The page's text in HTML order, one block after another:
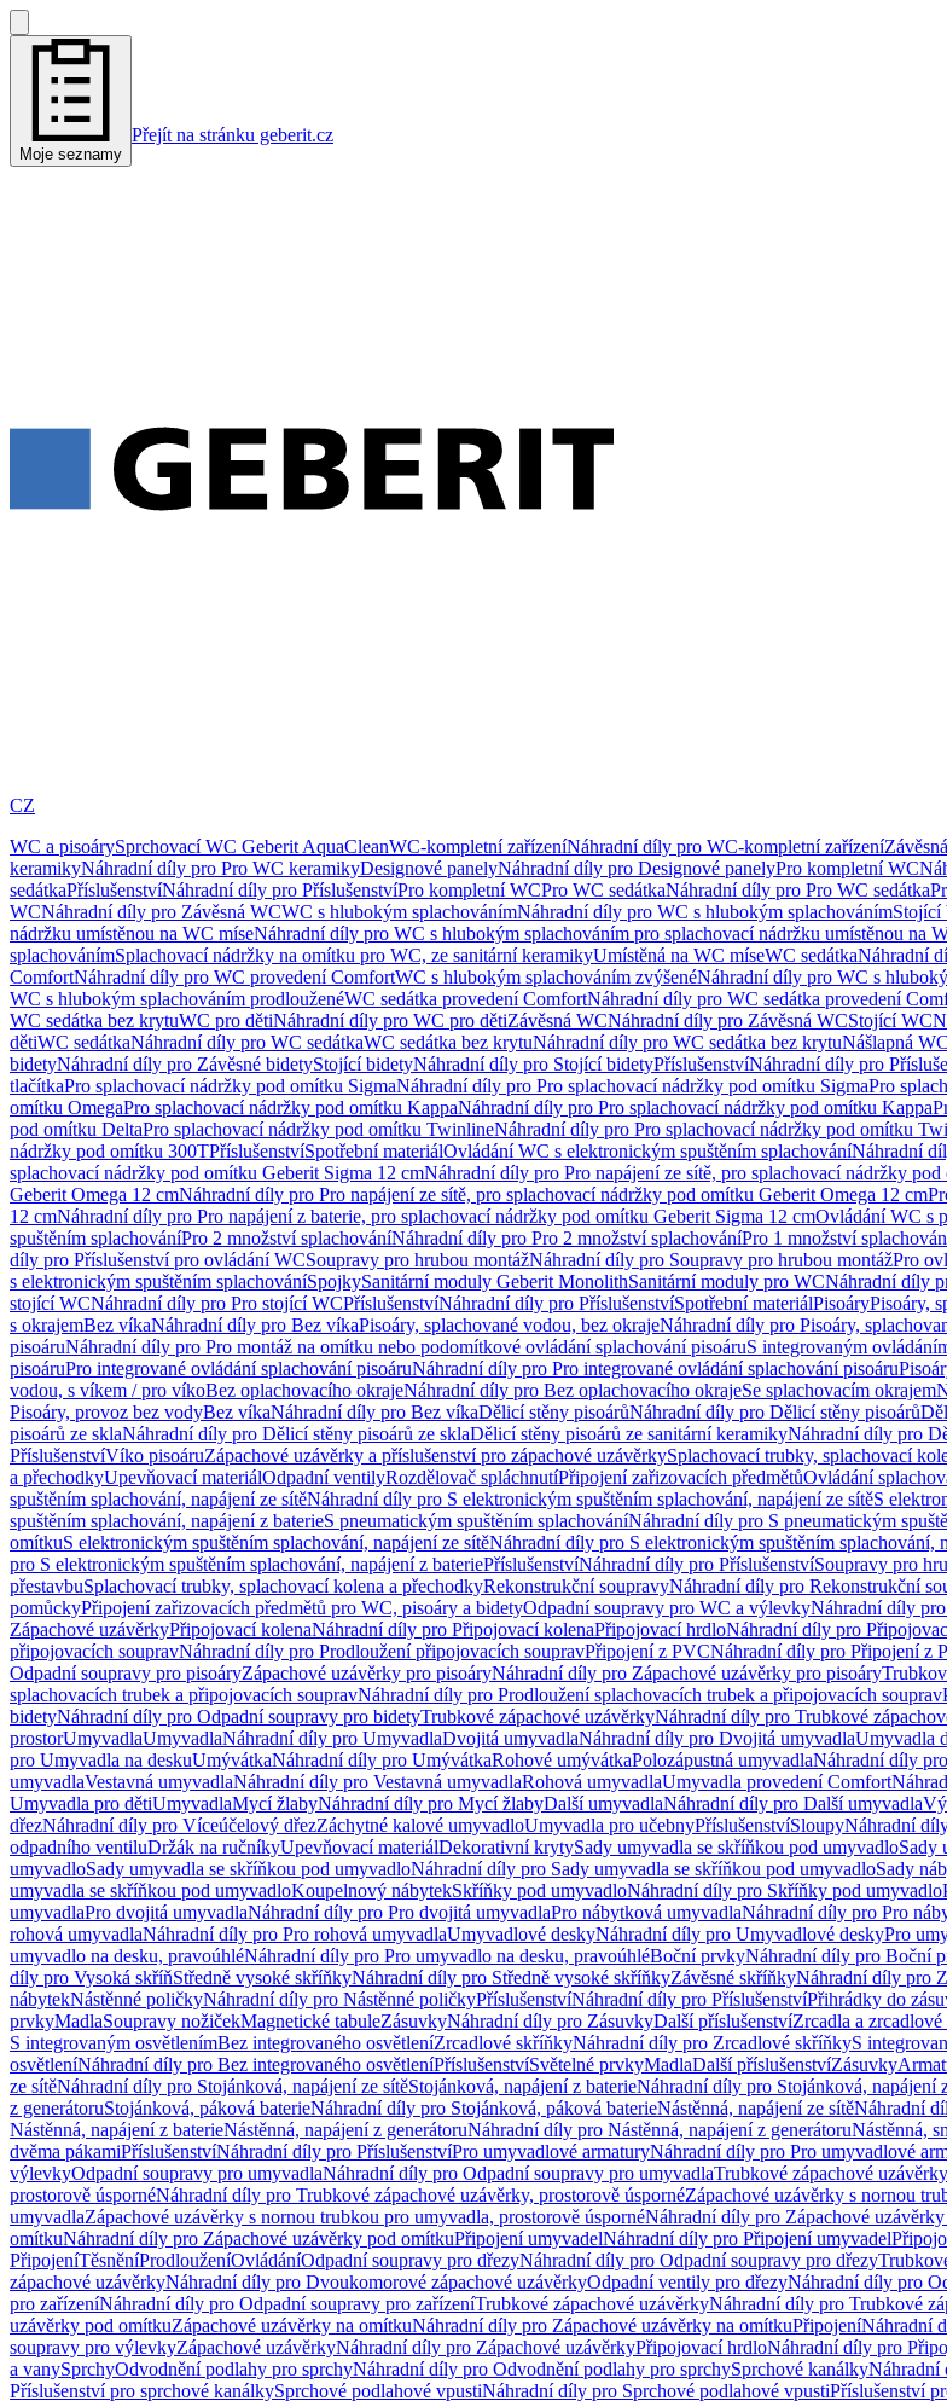
Moje seznamy
Přejít na stránku geberit.cz
CZ
WC a pisoárySprchovací WC Geberit AquaCleanWC-kompletní zařízeníNáhradní díly pro WC-kompletní zařízení
keramikyNáhradní díly pro Pro WC keramikyDesignové panelyNáhradní díly pro Designové panelyPro kompletní WC
sedátkaPříslušenstvíNáhradní díly pro PříslušenstvíPro kompletní WCPro WC sedátkaNáhradní díly pro Pro WC sedátka
WCNáhradní díly pro Závěsná WCWC s hlubokým splachovánímNáhradní díly pro WC s hlubokým splachovánímStojící
nádržku umístěnou na WC míseNáhradní díly pro WC s hlubokým splachováním pro splachovací nádržku umístěnou na
splachovánímSplachovací nádržky na omítku pro WC, ze sanitární keramikyUmístěná na WC míseWC sedátkaNáhradní
ComfortNáhradní díly pro WC provedení ComfortWC s hlubokým splachováním zvýšenéNáhradní díly pro WC s
WC s hlubokým splachováním prodlouženéWC sedátka provedení ComfortNáhradní díly pro WC sedátka provedení
WC sedátka bez krytuWC pro dětiNáhradní díly pro WC pro dětiZávěsná WCNáhradní díly pro Závěsná WCStojící WC
dětiWC sedátkaNáhradní díly pro WC sedátkaWC sedátka bez krytuNáhradní díly pro WC sedátka bez krytuNášlapná WC
bidetyNáhradní díly pro Závěsné bidetyStojící bidetyNáhradní díly pro Stojící bidetyPříslušenstvíNáhradní díly pro
tlačítkaPro splachovací nádržky pod omítku SigmaNáhradní díly pro Pro splachovací nádržky pod omítku SigmaPro
omítku OmegaPro splachovací nádržky pod omítku KappaNáhradní díly pro Pro splachovací nádržky pod omítku Kappa
pod omítku DeltaPro splachovací nádržky pod omítku TwinlineNáhradní díly pro Pro splachovací nádržky pod omítku
nádržky pod omítku 300TPříslušenstvíSpotřební materiálOvládání WC s elektronickým spuštěním splachováníNáhradní
splachovací nádržky pod omítku Geberit Sigma 12 cmNáhradní díly pro Pro napájení ze sítě, pro splachovací nádržky
Geberit Omega 12 cmNáhradní díly pro Pro napájení ze sítě, pro splachovací nádržky pod omítku Geberit Omega 12 cm
12 cmNáhradní díly pro Pro napájení z baterie, pro splachovací nádržky pod omítku Geberit Sigma 12 cmOvládání WC s
spuštěním splachováníPro 2 množství splachováníNáhradní díly pro Pro 2 množství splachováníPro 1 množství
díly pro Příslušenství pro ovládání WCSoupravy pro hrubou montážNáhradní díly pro Soupravy pro hrubou montážPro
s elektronickým spuštěním splachováníSpojkySanitární moduly Geberit MonolithSanitární moduly pro WCNáhradní díly
stojící WCNáhradní díly pro Pro stojící WCPříslušenstvíNáhradní díly pro PříslušenstvíSpotřební materiálPisoáryPisoáry,
s okrajemBez víkaNáhradní díly pro Bez víkaPisoáry, splachované vodou, bez okrajeNáhradní díly pro Pisoáry,
pisoáruNáhradní díly pro Pro montáž na omítku nebo podomítkové ovládání splachování pisoáruS integrovaným
pisoáruPro integrované ovládání splachování pisoáruNáhradní díly pro Pro integrované ovládání splachování pisoáru
vodou, s víkem / pro víkoBez oplachovacího okrajeNáhradní díly pro Bez oplachovacího okrajeSe splachovacím okrajem
Pisoáry, provoz bez vodyBez víkaNáhradní díly pro Bez víkaDělicí stěny pisoárůNáhradní díly pro Dělicí stěny pisoárů
pisoárů ze sklaNáhradní díly pro Dělicí stěny pisoárů ze sklaDělicí stěny pisoárů ze sanitární keramikyNáhradní díly pro
PříslušenstvíVíko pisoáruZápachové uzávěrky a příslušenství pro zápachové uzávěrkySplachovací trubky, splachovací
a přechodkyUpevňovací materiálOdpadní ventilyRozdělovač spláchnutíPřipojení zařizovacích předmětůOvládání
spuštěním splachování, napájení ze sítěNáhradní díly pro S elektronickým spuštěním splachování, napájení ze sítěS
spuštěním splachování, napájení z baterieS pneumatickým spuštěním splachováníNáhradní díly pro S pneumatickým
omítkuS elektronickým spuštěním splachování, napájení ze sítěNáhradní díly pro S elektronickým spuštěním splachování,
pro S elektronickým spuštěním splachování, napájení z bateriePříslušenstvíNáhradní díly pro PříslušenstvíSoupravy pro
přestavbuSplachovací trubky, splachovací kolena a přechodkyRekonstrukční soupravyNáhradní díly pro Rekonstrukční
pomůckyPřipojení zařizovacích předmětů pro WC, pisoáry a bidetyOdpadní soupravy pro WC a výlevkyNáhradní díly
Zápachové uzávěrkyPřipojovací kolenaNáhradní díly pro Připojovací kolenaPřipojovací hrdloNáhradní díly pro
připojovacích soupravNáhradní díly pro Prodloužení připojovacích soupravPřipojení z PVCNáhradní díly pro Připojení z
Odpadní soupravy pro pisoáryZápachové uzávěrky pro pisoáryNáhradní díly pro Zápachové uzávěrky pro pisoáry
splachovacích trubek a připojovacích soupravNáhradní díly pro Prodloužení splachovacích trubek a připojovacích souprav
bidetyNáhradní díly pro Odpadní soupravy pro bidetyTrubkové zápachové uzávěrkyNáhradní díly pro Trubkové
prostorUmyvadlaUmyvadlaNáhradní díly pro UmyvadlaDvojitá umyvadlaNáhradní díly pro Dvojitá umyvadlaUmyvadla
pro Umyvadla na deskuUmývátkaNáhradní díly pro UmývátkaRohové umývátkaPolozápustná umyvadlaNáhradní díly
umyvadlaVestavná umyvadlaNáhradní díly pro Vestavná umyvadlaRohová umyvadlaUmyvadla provedení Comfort
Umyvadla pro dětiUmyvadlaMycí žlabyNáhradní díly pro Mycí žlabyDalší umyvadlaNáhradní díly pro Další umyvadla
dřezNáhradní díly pro Víceúčelový dřezZáchytné kalové umyvadloUmyvadla pro učebnyPříslušenstvíSloupyNáhradní
odpadního ventiluDržák na ručníkyUpevňovací materiálDekorativní krytySady umyvadla se skříňkou pod umyvadloSady
umyvadloSady umyvadla se skříňkou pod umyvadloNáhradní díly pro Sady umyvadla se skříňkou pod umyvadloSady
umyvadla se skříňkou pod umyvadloKoupelnový nábytekSkříňky pod umyvadloNáhradní díly pro Skříňky pod umyvadlo
umyvadlaPro dvojitá umyvadlaNáhradní díly pro Pro dvojitá umyvadlaPro nábytková umyvadlaNáhradní díly pro Pro
rohová umyvadlaNáhradní díly pro Pro rohová umyvadlaUmyvadlové deskyNáhradní díly pro Umyvadlové deskyPro
umyvadlo na desku, pravoúhléNáhradní díly pro Pro umyvadlo na desku, pravoúhléBoční prvkyNáhradní díly pro Boční
díly pro Vysoká skříňStředně vysoké skříňkyNáhradní díly pro Středně vysoké skříňkyZávěsné skříňkyNáhradní díly pro
nábytekNástěnné poličkyNáhradní díly pro Nástěnné poličkyPříslušenstvíNáhradní díly pro PříslušenstvíPřihrádky do
prvkyMadlaSoupravy nožičekMagnetické tabuleZásuvkyNáhradní díly pro ZásuvkyDalší příslušenstvíZrcadla a
S integrovaným osvětlenímBez integrovaného osvětleníZrcadlové skříňkyNáhradní díly pro Zrcadlové skříňkyS
osvětleníNáhradní díly pro Bez integrovaného osvětleníPříslušenstvíSvětelné prvkyMadlaDalší příslušenstvíZásuvky
ze sítěNáhradní díly pro Stojánková, napájení ze sítěStojánková, napájení z baterieNáhradní díly pro Stojánková, napájení
z generátoruStojánková, páková baterieNáhradní díly pro Stojánková, páková baterieNástěnná, napájení ze sítěNáhradní
Nástěnná, napájení z baterieNástěnná, napájení z generátoruNáhradní díly pro Nástěnná, napájení z generátoruNástěnná,
dvěma pákamiPříslušenstvíNáhradní díly pro PříslušenstvíPro umyvadlové armaturyNáhradní díly pro Pro umyvadlové
výlevkyOdpadní soupravy pro umyvadlaNáhradní díly pro Odpadní soupravy pro umyvadlaTrubkové zápachové uzávěrky
prostorově úspornéNáhradní díly pro Trubkové zápachové uzávěrky, prostorově úspornéZápachové uzávěrky s nornou
umyvadlaZápachové uzávěrky s nornou trubkou pro umyvadla, prostorově úspornéNáhradní díly pro Zápachové
omítkuNáhradní díly pro Zápachové uzávěrky pod omítkuPřipojení umyvadelNáhradní díly pro Připojení umyvadel
PřipojeníTěsněníProdlouženíOvládáníOdpadní soupravy pro dřezyNáhradní díly pro Odpadní soupravy pro dřezy
zápachové uzávěrkyNáhradní díly pro Dvoukomorové zápachové uzávěrkyOdpadní ventily pro dřezyNáhradní díly pro
pro zařízeníNáhradní díly pro Odpadní soupravy pro zařízeníTrubkové zápachové uzávěrkyNáhradní díly pro Trubkové
uzávěrky pod omítkuZápachové uzávěrky na omítkuNáhradní díly pro Zápachové uzávěrky na omítkuPřipojeníNáhradní
soupravy pro výlevkyZápachové uzávěrkyNáhradní díly pro Zápachové uzávěrkyPřipojovací hrdloNáhradní díly pro
a vanySprchyOdvodnění podlahy pro sprchyNáhradní díly pro Odvodnění podlahy pro sprchySprchové kanálkyNáhradní
Příslušenství pro sprchové kanálkySprchové podlahové vpustiNáhradní díly pro Sprchové podlahové vpustiPříslušenství